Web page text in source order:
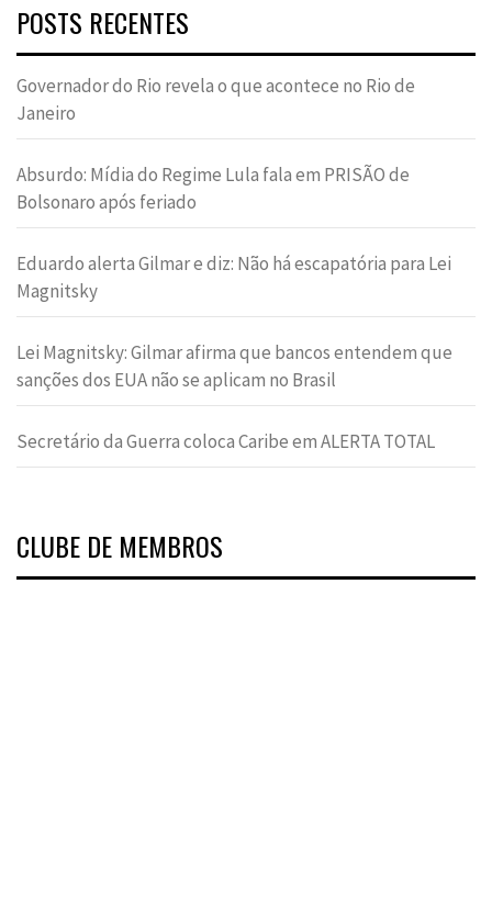
POSTS RECENTES
Governador do Rio revela o que acontece no Rio de
Janeiro
Absurdo: Mídia do Regime Lula fala em PRISÃO de
Bolsonaro após feriado
Eduardo alerta Gilmar e diz: Não há escapatória para Lei
Magnitsky
Lei Magnitsky: Gilmar afirma que bancos entendem que
sanções dos EUA não se aplicam no Brasil
Secretário da Guerra coloca Caribe em ALERTA TOTAL
CLUBE DE MEMBROS